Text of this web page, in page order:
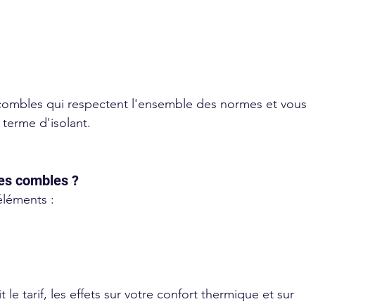
qui respectent l'ensemble des normes et vous
d'isolant.
combles ?
:
le tarif, les effets sur votre confort thermique et sur